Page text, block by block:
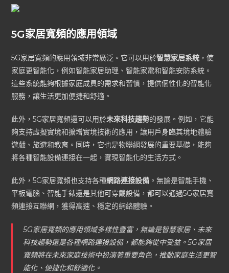
5G家居寬頻的應用領域
5G家居寬頻的應用領域非常廣泛。它可以用於智慧家居系統 ，使
家庭更智能化，例如智能家居助理、智能家電和智能安防系統。
這些系統能夠根據家庭成員的需求和習慣，提供個性化的智能化
服務，讓生活更加便捷和舒適。
此外，5G家居寬頻還可以用於未來科技趨勢的發展。例如，它能
夠支持虛擬實境和擴增實境技術的應用，讓用戶身臨其境地體驗
遊戲、旅遊和教育。同時，它也是物聯網發展的重要基礎，能夠
將各種智能設備連接在一起，實現智能化的生活方式。
此外，5G家居寬頻也支持各種網路連接設備 。無論是智能手機、
平板電腦、智能手錶還是其他可穿戴設備，都可以通過5G家居寬
頻連接互聯網，獲得高速、穩定的網絡體驗。
5G家居寬頻的應用領域多樣性豐富，無論是智慧家居、未來
科技趨勢還是各種網路連接設備，都能夠從中受益。5G家居
寬頻將在未來家庭技術中扮演著重要角色，推動家庭生活更智
能化、便捷化和舒適化。